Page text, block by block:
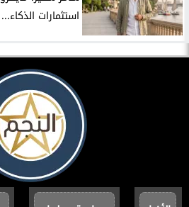
استثمارات الذكاء...